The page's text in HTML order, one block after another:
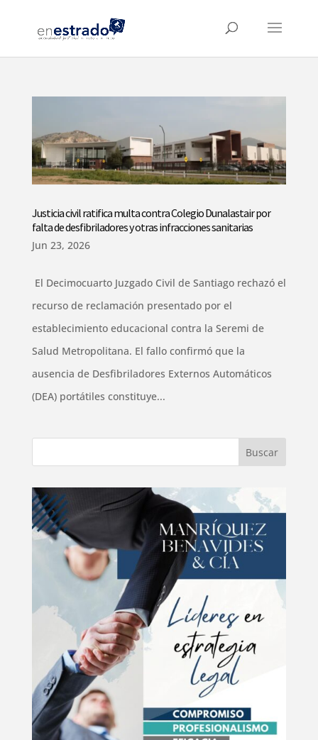
Justicia civil ratifica multa contra Colegio Dunalastair por
falta de desfibriladores y otras infracciones sanitarias
Jun 23, 2026
El Decimocuarto Juzgado Civil de Santiago rechazó el
recurso de reclamación presentado por el
establecimiento educacional contra la Seremi de
Salud Metropolitana. El fallo confirmó que la
ausencia de Desfibriladores Externos Automáticos
(DEA) portátiles constituye...